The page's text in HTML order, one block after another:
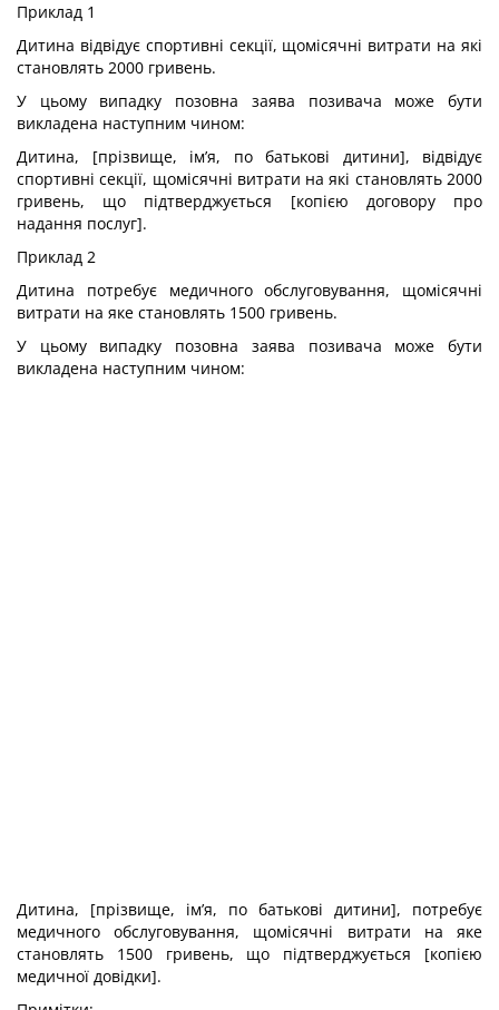
Приклад 1
Дитина відвідує спортивні секції, щомісячні витрати на які
становлять 2000 гривень.
У цьому випадку позовна заява позивача може бути
викладена наступним чином:
Дитина, [прізвище, ім’я, по батькові дитини], відвідує
спортивні секції, щомісячні витрати на які становлять 2000
гривень, що підтверджується [копією договору про
надання послуг].
Приклад 2
Дитина потребує медичного обслуговування, щомісячні
витрати на яке становлять 1500 гривень.
У цьому випадку позовна заява позивача може бути
викладена наступним чином:
Дитина, [прізвище, ім’я, по батькові дитини], потребує
медичного обслуговування, щомісячні витрати на яке
становлять 1500 гривень, що підтверджується [копією
медичної довідки].